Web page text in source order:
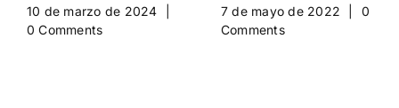
10 de marzo de 2024
0 Comments
7 de mayo de 2022
0
Comments